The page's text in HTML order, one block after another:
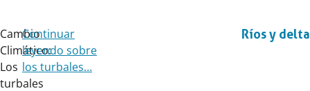
Cambio
Climático:
Los
turbales
Continuar
leyendo sobre
los turbales…
Ríos y